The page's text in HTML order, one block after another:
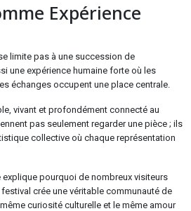
Expérience
limite pas à une succession de
une expérience humaine forte où les
échanges occupent une place centrale.
vivant et profondément connecté au
pas seulement regarder une pièce ; ils
collective où chaque représentation
pourquoi de nombreux visiteurs
crée une véritable communauté de
curiosité culturelle et le même amour